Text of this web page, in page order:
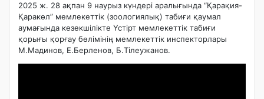
2025 ж. 28 ақпан 9 наурыз күндері аралығында “Қарақия-
Қаракөл” мемлекеттік (зоологиялық) табиғи қаумал
аумағында кезекшілікте Үстірт мемлекеттік табиғи
қорығы қорғау бөлімінің мемлекеттік инспекторлары
М.Мадинов, Е.Берленов, Б.Тілеужанов.